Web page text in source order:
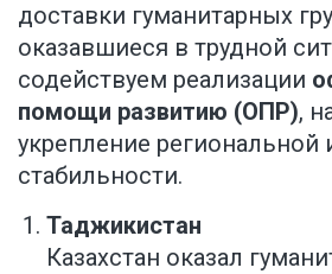
доставки гуманитарных
оказавшиеся в трудной
содействуем реализации
помощи развитию (ОПР),
укрепление региональной
стабильности.
Таджикистан
Казахстан оказал